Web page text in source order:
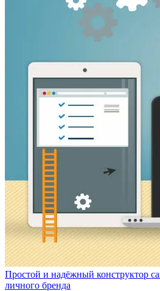
Простой и надёжный конструктор
личного бренда